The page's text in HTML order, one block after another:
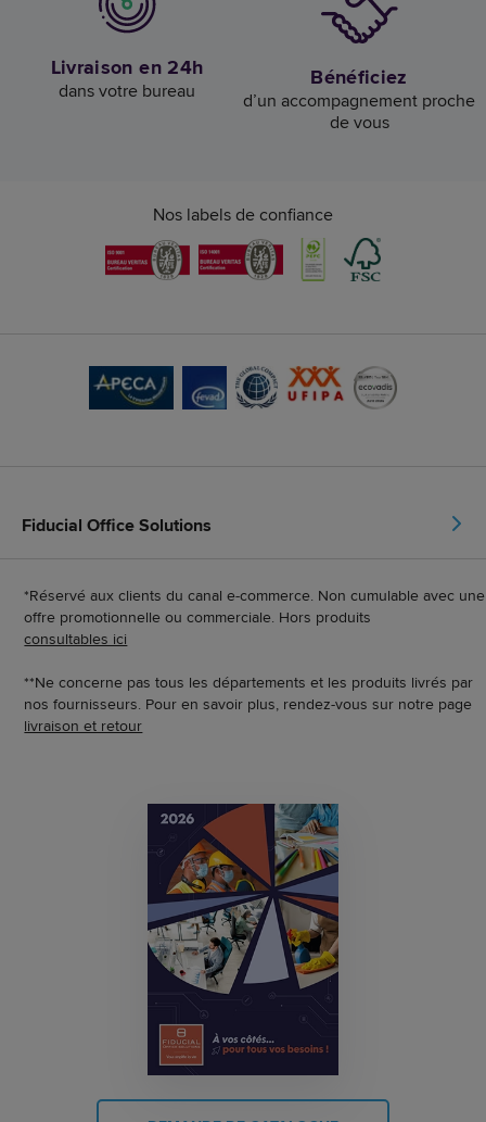
Livraison en 24h
dans votre bureau Bénéficiez
d’un accompagnement proche
de vous
Nos labels de confiance
Fiducial Office Solutions
*Réservé aux clients du canal e-commerce. Non cumulable avec une
offre promotionnelle ou commerciale. Hors produits
consultables ici
**Ne concerne pas tous les départements et les produits livrés par
nos fournisseurs. Pour en savoir plus, rendez-vous sur notre page
livraison et retour